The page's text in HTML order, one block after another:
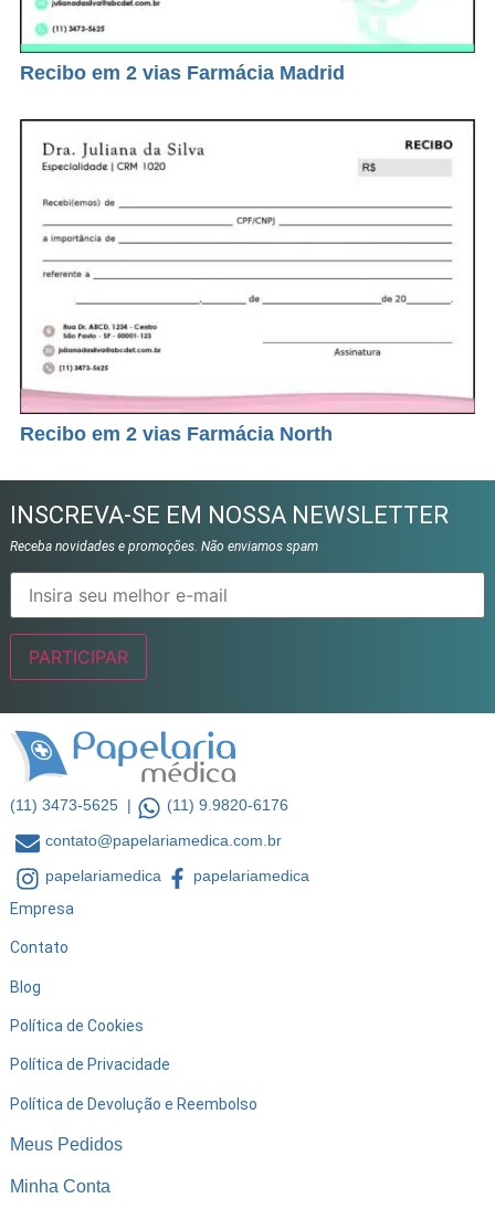
Recibo em 2 vias Farmácia Madrid
Recibo em 2 vias Farmácia North
INSCREVA-SE EM NOSSA NEWSLETTER
Receba novidades e promoções. Não enviamos spam
(11) 3473-5625 |
(11) 9.9820-6176
contato@papelariamedica.com.br
papelariamedica
papelariamedica
Empresa
Contato
Blog
Política de Cookies
Política de Privacidade
Política de Devolução e Reembolso
Meus Pedidos
Minha Conta